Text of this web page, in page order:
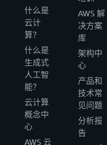
什么是
云计
算？
什么是
生成式
人工智
能？
云计算
概念中
心
AWS 云
AWS 解
决方案
库
架构中
心
产品和
技术常
见问题
分析报
告